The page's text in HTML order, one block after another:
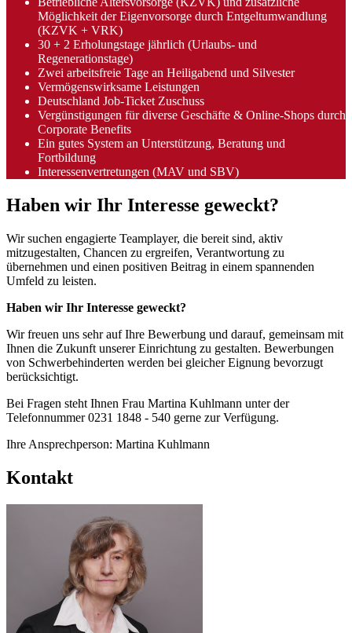
Möglichkeit der Eigenvorsorge durch Entgeltumwandlung
(KZVK + VRK)
30 + 2 Erholungstage jährlich (Urlaubs- und
Regenerationstage)
Zwei arbeitsfreie Tage an Heiligabend und Silvester
Vermögenswirksame Leistungen
Deutschland Job-Ticket Zuschuss
Vergünstigungen für diverse Geschäfte & Online-Shops durch
Corporate Benefits
Ein gutes System an Unterstützung, Beratung und
Fortbildung
Interessenvertretungen (MAV und SBV)
Haben wir Ihr Interesse geweckt?
Wir suchen engagierte Teamplayer, die bereit sind, aktiv
mitzugestalten, Chancen zu ergreifen, Verantwortung zu
übernehmen und einen positiven Beitrag in einem spannenden
Umfeld zu leisten.
Haben wir Ihr Interesse geweckt?
Wir freuen uns sehr auf Ihre Bewerbung und darauf, gemeinsam mit
Ihnen die Zukunft unserer Einrichtung zu gestalten. Bewerbungen
von Schwerbehinderten werden bei gleicher Eignung bevorzugt
berücksichtigt.
Bei Fragen steht Ihnen Frau Martina Kuhlmann unter der
Telefonnummer 0231 1848 - 540 gerne zur Verfügung.
Ihre Ansprechperson: Martina Kuhlmann
Kontakt